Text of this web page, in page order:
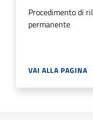
Procedimento di
permanente
VAI ALLA PAGINA